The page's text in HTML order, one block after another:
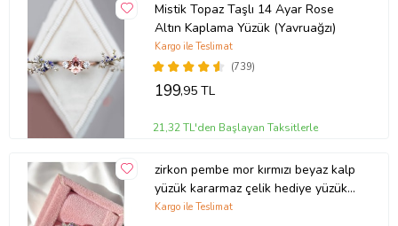
Mistik Topaz Taşlı 14 Ayar Rose
Altın Kaplama Yüzük (Yavruağzı)
(739)
Kargo ile Teslimat
199,95 TL
21,32 TL'den Başlayan Taksitlerle
zirkon pembe mor kırmızı beyaz kalp
yüzük kararmaz çelik hediye yüzük
ciddi ilişki yüzüğü
Kargo ile Teslimat